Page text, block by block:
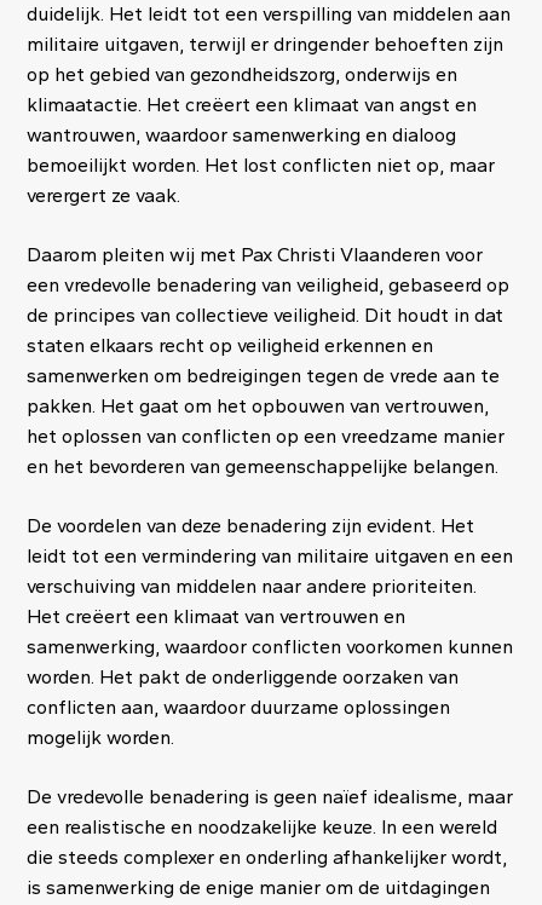
duidelijk. Het leidt tot een verspilling van middelen aan
militaire uitgaven, terwijl er dringender behoeften zijn
op het gebied van gezondheidszorg, onderwijs en
klimaatactie. Het creëert een klimaat van angst en
wantrouwen, waardoor samenwerking en dialoog
bemoeilijkt worden. Het lost conflicten niet op, maar
verergert ze vaak.
Daarom pleiten wij met Pax Christi Vlaanderen voor
een vredevolle benadering van veiligheid, gebaseerd op
de principes van collectieve veiligheid. Dit houdt in dat
staten elkaars recht op veiligheid erkennen en
samenwerken om bedreigingen tegen de vrede aan te
pakken. Het gaat om het opbouwen van vertrouwen,
het oplossen van conflicten op een vreedzame manier
en het bevorderen van gemeenschappelijke belangen.
De voordelen van deze benadering zijn evident. Het
leidt tot een vermindering van militaire uitgaven en een
verschuiving van middelen naar andere prioriteiten.
Het creëert een klimaat van vertrouwen en
samenwerking, waardoor conflicten voorkomen kunnen
worden. Het pakt de onderliggende oorzaken van
conflicten aan, waardoor duurzame oplossingen
mogelijk worden.
De vredevolle benadering is geen naïef idealisme, maar
een realistische en noodzakelijke keuze. In een wereld
die steeds complexer en onderling afhankelijker wordt,
is samenwerking de enige manier om de uitdagingen